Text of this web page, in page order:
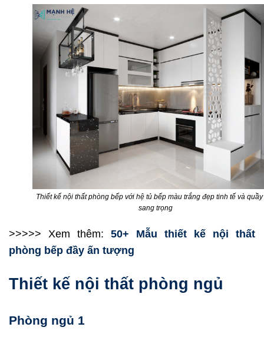
Thiết kế nội thất phòng bếp với hệ tủ bếp màu trắng đẹp tinh tế và
sang trọng
>>>>> Xem thêm: 50+ Mẫu thiết kế nội thất
phòng bếp đầy ấn tượng
Thiết kế nội thất phòng ngủ
Phòng ngủ 1